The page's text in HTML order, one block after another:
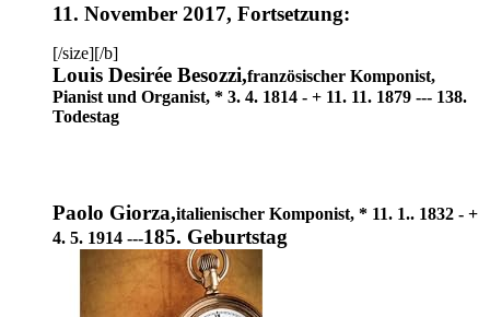
11. November 2017, Fortsetzung:
[/size][/b]
Louis Desirée Besozzi,französischer Komponist,
Pianist und Organist, * 3. 4. 1814 - + 11. 11. 1879 --- 138.
Todestag
Paolo Giorza,italienischer Komponist, * 11. 1.. 1832 - +
4. 5. 1914 ---185. Geburtstag